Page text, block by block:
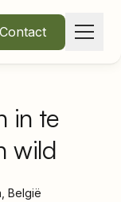
Contact
in te
wild
België